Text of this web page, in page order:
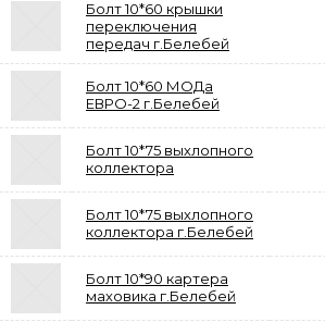
Болт 10*60 крышки
переключения
передач г.Белебей
Болт 10*60 МОДа
ЕВРО-2 г.Белебей
Болт 10*75 выхлопного
коллектора
Болт 10*75 выхлопного
коллектора г.Белебей
Болт 10*90 картера
маховика г.Белебей